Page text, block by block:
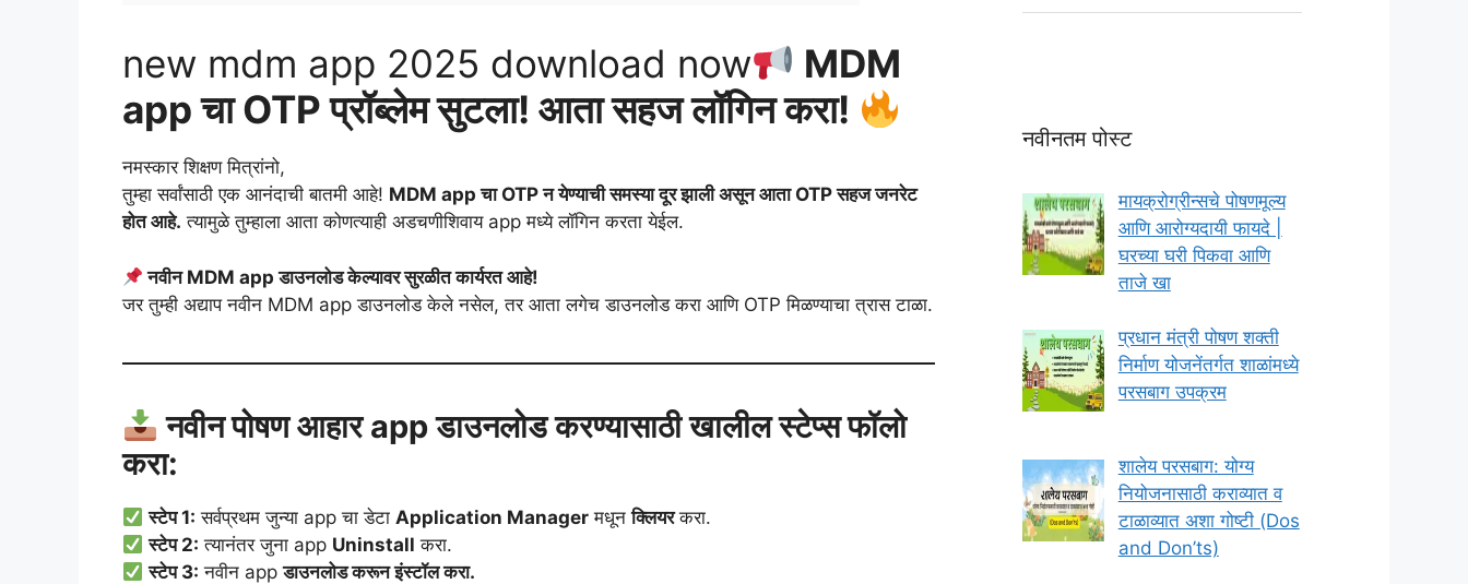
new mdm app 2025 download now
MDM
app चा OTP प्रॉब्लेम सुटला! आता सहज लॉगिन करा!
नमस्कार शिक्षण मित्रांनो,
तुम्हा सर्वांसाठी एक आनंदाची बातमी आहे! MDM app चा OTP न येण्याची समस्या दूर झाली असून आता OTP सहज जनरेट
होत आहे. त्यामुळे तुम्हाला आता कोणत्याही अडचणीशिवाय app मध्ये लॉगिन करता येईल.
नवीन MDM app डाउनलोड केल्यावर सुरळीत कार्यरत आहे!
जर तुम्ही अद्याप नवीन MDM app डाउनलोड केले नसेल, तर आता लगेच डाउनलोड करा आणि OTP मिळण्याचा त्रास टाळा.
नवीन पोषण आहार app डाउनलोड करण्यासाठी खालील स्टेप्स फॉलो
करा:
स्टेप 1: सर्वप्रथम जुन्या app चा डेटा Application Manager मधूनक्लियरकरा.
स्टेप 2: त्यानंतर जुना app Uninstall करा.
स्टेप 3: नवीन appडाउनलोड करून इंस्टॉल करा.
नवीनतम पोस्ट
मायक्रोग्रीन्सचे पोषणमूल्य
आणि आरोग्यदायी फायदे |
घरच्या घरी पिकवा आणि
ताजे खा
प्रधान मंत्री पोषण शक्ती
निर्माण योजनेंतर्गत शाळांमध्ये
परसबाग उपक्रम
शालेय परसबाग: योग्य
नियोजनासाठी कराव्यात व
टाळाव्यात अशा गोष्टी (Dos
and Don’ts)